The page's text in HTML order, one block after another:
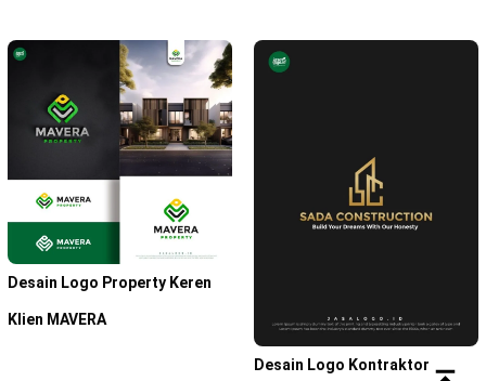
Desain Logo Property Keren
Klien MAVERA
Desain Logo Kontraktor